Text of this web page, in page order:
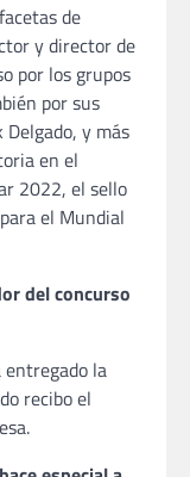
de
y director de
por los grupos
por sus
y más
en el
2022, el sello
el Mundial
del concurso
entregado la
recibo el